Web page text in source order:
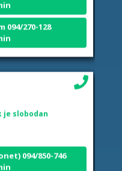
094/270-128
094/850-746